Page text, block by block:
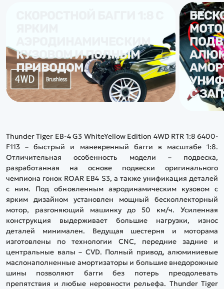
АЭРОДИНАМИЧЕСКИМ
КУЗОВОМ И ПОЛНЫМ
ПРИВОДОМ.
С
Thunder Tiger EB-4 G3 WhiteYellow Edition 4WD RTR 1:8 6400-
F113 – быстрый и маневренный багги в масштабе 1:8.
Отличительная особенность модели – подвеска,
разработанная на основе подвески оригинального
чемпиона гонок ROAR EB4 S3, а также унификация деталей
с ним. Под обновленным аэродинамическим кузовом с
ярким дизайном установлен мощный бесколлекторный
мотор, разгоняющий машинку до 50 км/ч. Усиленная
конструкция выдерживает большие нагрузки, износ
деталей минимален. Ведущая шестерня и моторама
изготовлены по технологии CNC, передние задние и
центральные валы – CVD. Полный привод, алюминиевые
маслонаполненные амортизаторы и большие внедорожные
шины позволяют багги без потерь преодолевать
препятствия и любые неровности рельефа. Thunder Tiger